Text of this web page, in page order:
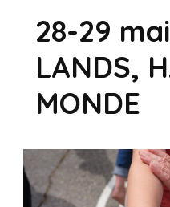
28-29
LANDS,
MONDE